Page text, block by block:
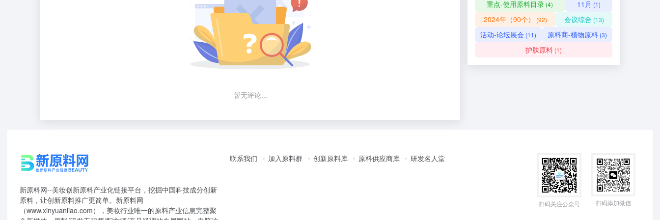
暂无评论...
重点-使用原料目录 (4) 11月 (1)
2024年（90个） (92) 会议综合 (13)
活动-论坛展会 (11) 原料商-植物原料(3)
护肤原料 (1)
新原料网--美妆创新原料产业化链接平台，挖掘中国科技成分创新
原料，让创新原料推广更简单。新原料网
（www.xinyuanliao.com），美妆行业唯一的原料产业信息完整聚
联系我们 加入原料群 创新原料库 原料供应商库 研发名人堂
扫码关注公众号 扫码添加微信